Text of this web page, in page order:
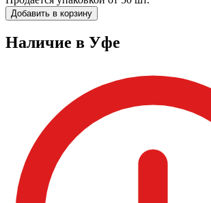
Добавить в корзину
Наличие в Уфe